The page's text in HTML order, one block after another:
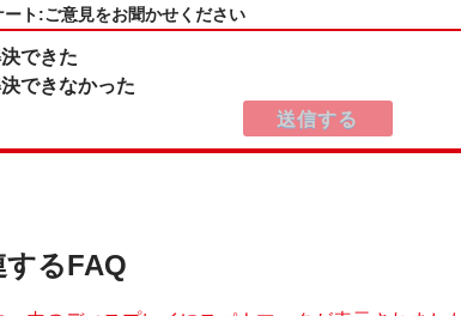
ート:ご意見をお聞かせください
できた
できなかった
するFAQ